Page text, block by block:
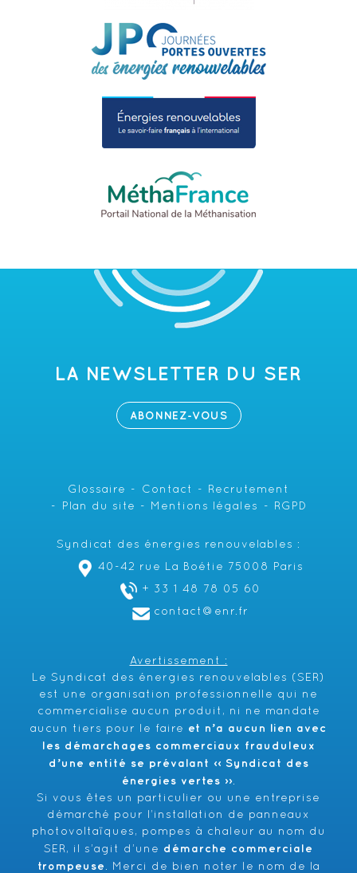
LA NEWSLETTER DU SER
ABONNEZ-VOUS
Glossaire Contact
Recrutement
Plan du site
Mentions légales RGPD
Syndicat des énergies renouvelables :
40-42 rue La Boétie 75008 Paris
+ 33 1 48 78 05 60
contact@enr.fr
Avertissement :
Le Syndicat des énergies renouvelables (SER)
est une organisation professionnelle qui ne
commercialise aucun produit, ni ne mandate
aucun tiers pour le faire et n’a aucun lien avec
les démarchages commerciaux frauduleux
d’une entité se prévalant ‹‹ Syndicat des
énergies vertes ››.
Si vous êtes un particulier ou une entreprise
démarché pour l’installation de panneaux
photovoltaïques, pompes à chaleur au nom du
SER, il s’agit d’une démarche commerciale
trompeuse . Merci de bien noter le nom de la